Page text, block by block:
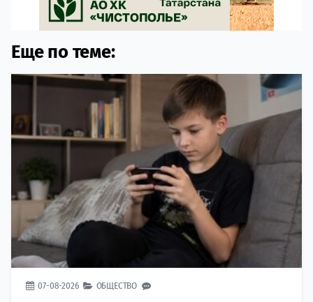
Еще по теме:
07-08-2026 ОБЩЕСТВО